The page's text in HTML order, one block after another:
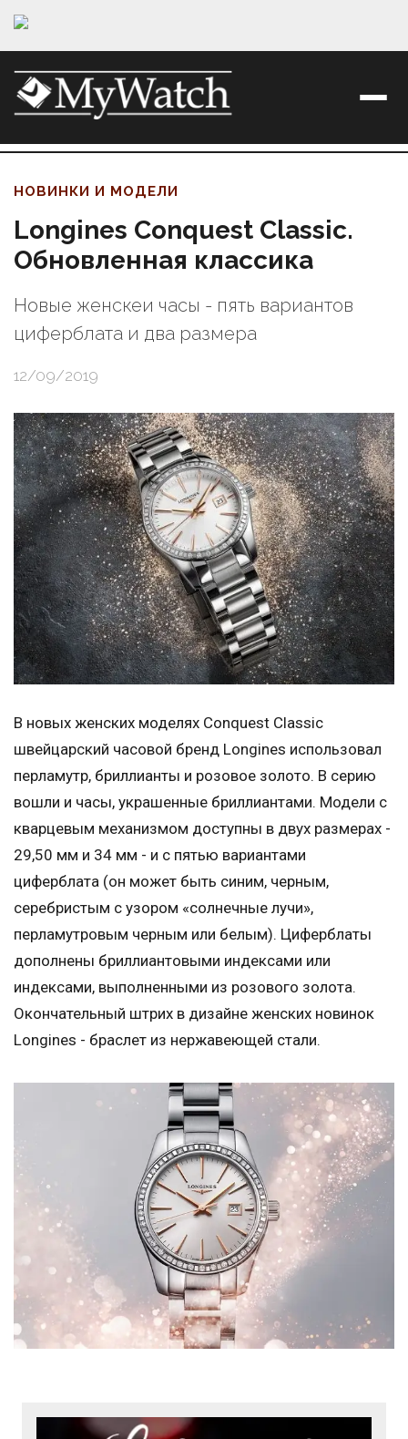
НОВИНКИ И МОДЕЛИ
Longines Conquest Classic.
Обновленная классика
Новые женскеи часы - пять вариантов
циферблата и два размера
12/09/2019
В новых женских моделях Conquest Classic
швейцарский часовой бренд Longines использовал
перламутр, бриллианты и розовое золото. В серию
вошли и часы, украшенные бриллиантами. Модели с
кварцевым механизмом доступны в двух размерах -
29,50 мм и 34 мм - и с пятью вариантами
циферблата (он может быть синим, черным,
серебристым с узором «солнечные лучи»,
перламутровым черным или белым). Циферблаты
дополнены бриллиантовыми индексами или
индексами, выполненными из розового золота.
Окончательный штрих в дизайне женских новинок
Longines - браслет из нержавеющей стали.